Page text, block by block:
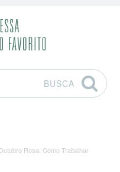
BUSCA
Rosa: Como Trabalhar